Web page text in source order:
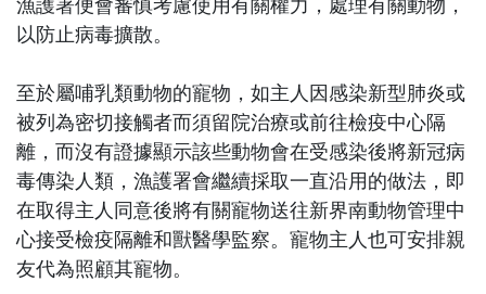
漁護署便會審慎考慮使用有關權力，處理有關動物，
以防止病毒擴散。
至於屬哺乳類動物的寵物，如主人因感染新型肺炎或
被列為密切接觸者而須留院治療或前往檢疫中心隔
離，而沒有證據顯示該些動物會在受感染後將新冠病
毒傳染人類，漁護署會繼續採取一直沿用的做法，即
在取得主人同意後將有關寵物送往新界南動物管理中
心接受檢疫隔離和獸醫學監察。寵物主人也可安排親
友代為照顧其寵物。